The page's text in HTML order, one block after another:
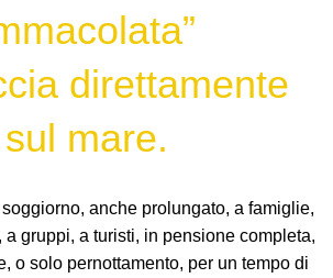
direttamente
sul mare.
anche prolungato, a famiglie,
gruppi, a turisti, in pensione completa,
o solo pernottamento, per un tempo di